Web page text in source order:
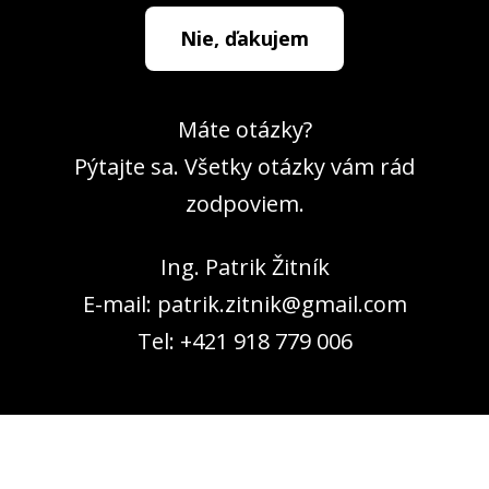
Nie, ďakujem
Máte otázky?
Pýtajte sa. Všetky otázky vám rád
zodpoviem.
Ing. Patrik Žitník
E-mail: patrik.zitnik@gmail.com
Tel: +421 918 779 006